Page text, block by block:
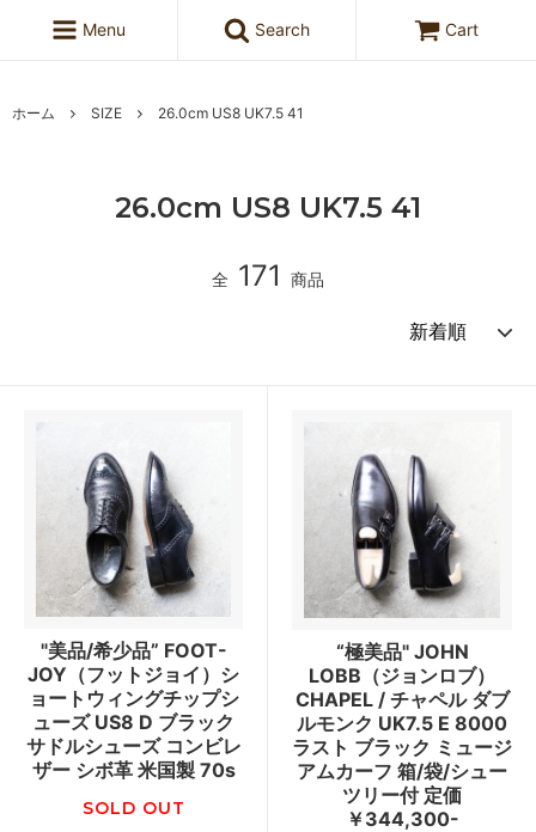
Menu Search Cart
ホーム SIZE 26.0cm US8 UK7.5 41
26.0cm US8 UK7.5 41
全 171 商品
"美品/希少品” FOOT-
JOY（フットジョイ）シ
ョートウィングチップシ
ューズ US8 D ブラック
サドルシューズ コンビレ
ザー シボ革 米国製 70s
SOLD OUT
“極美品" JOHN
LOBB（ジョンロブ）
CHAPEL / チャペル ダブ
ルモンク UK7.5 E 8000
ラスト ブラック ミュージ
アムカーフ 箱/袋/シュー
ツリー付 定価
￥344,300-